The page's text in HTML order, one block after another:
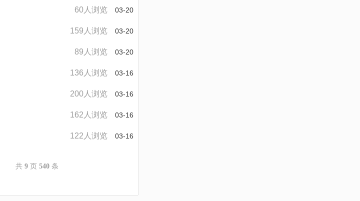
03-20
60人浏览
03-20
159人浏览
03-20
89人浏览
03-16
136人浏览
03-16
200人浏览
03-16
162人浏览
03-16
122人浏览
共 9页 540条